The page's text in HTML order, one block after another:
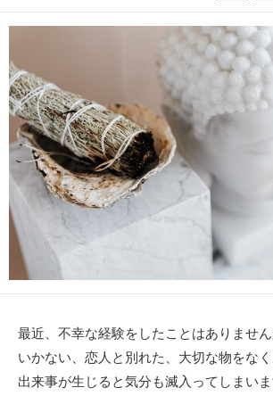
日
更
ゴ
リ
ー
最近、不幸な経験をしたことはありませ
いかない、恋人と別れた、大切な物をな
出来事が生じると気分も滅入ってしまい